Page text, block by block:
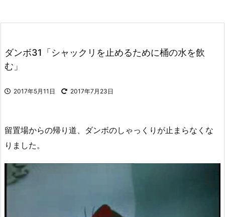
ダンボ31「シャックリを止めるために桶の水を飲
む」
2017年5月11日 2017年7月23日
留置場からの帰り道、ダンボのしゃっくりが止まらなくな
りました。
画